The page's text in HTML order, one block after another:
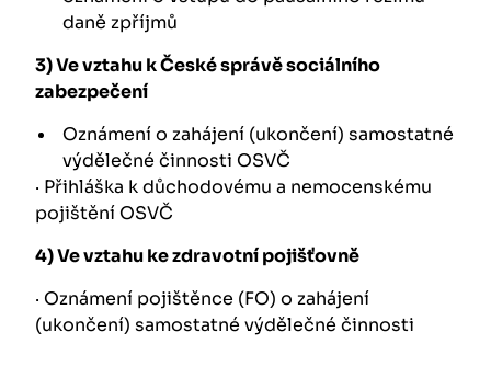
daně zpříjmů
3)Ve vztahu k České správě sociálního
zabezpečení
Oznámení o zahájení (ukončení) samostatné
výdělečné činnosti OSVČ
· Přihláška k důchodovému a nemocenskému
pojištění OSVČ
4)Ve vztahu ke zdravotní pojišťovně
· Oznámení pojištěnce (FO) o zahájení
(ukončení) samostatné výdělečné činnosti